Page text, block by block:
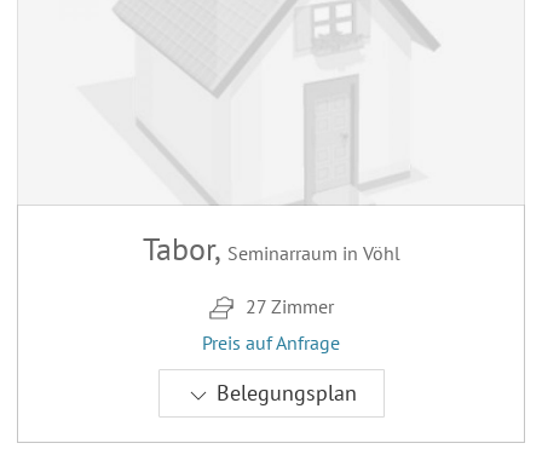
Tabor, Seminarraum in Vöhl
27 Zimmer
Preis auf Anfrage
Belegungsplan